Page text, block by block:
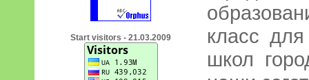
Start visitors - 21.03.2009
класс
школ